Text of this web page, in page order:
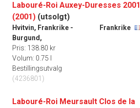
Labouré-Roi Auxey-Duresses 2001
(2001) (utsolgt)
Hvitvin, Frankrike -
Burgund,
Frankrike
Pris: 138.80 kr
Volum: 0.75 l
Bestillingsutvalg
(4236801)
Labouré-Roi Meursault Clos de la